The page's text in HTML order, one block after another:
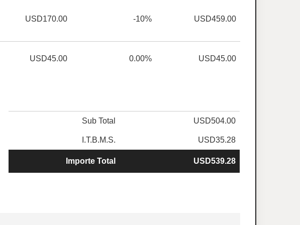
USD170.00 -10% USD459.00
USD45.00 0.00% USD45.00
Sub Total USD504.00
I.T.B.M.S. USD35.28
Importe Total USD539.28